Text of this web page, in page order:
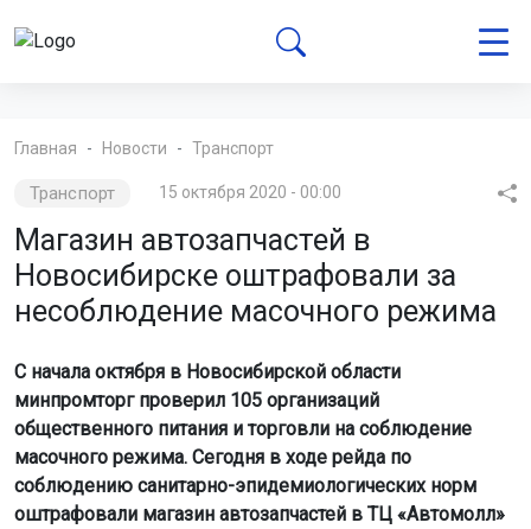
Главная Новости Транспорт
Транспорт 15 октября 2020 - 00:00
Магазин автозапчастей в
Новосибирске оштрафовали за
несоблюдение масочного режима
С начала октября в Новосибирской области
минпромторг проверил 105 организаций
общественного питания и торговли на соблюдение
масочного режима. Сегодня в ходе рейда по
соблюдению санитарно-эпидемиологических норм
оштрафовали магазин автозапчастей в ТЦ «Автомолл»